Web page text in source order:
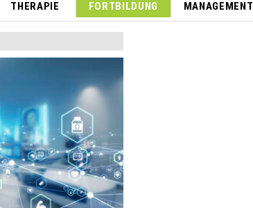
THERAPIE FORTBILDUNG MANAGEMENT